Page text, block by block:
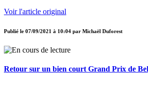
Voir l'article original
Publié le 07/09/2021 à 10:04 par Michaël Duforest
Retour sur un bien court Grand Prix de